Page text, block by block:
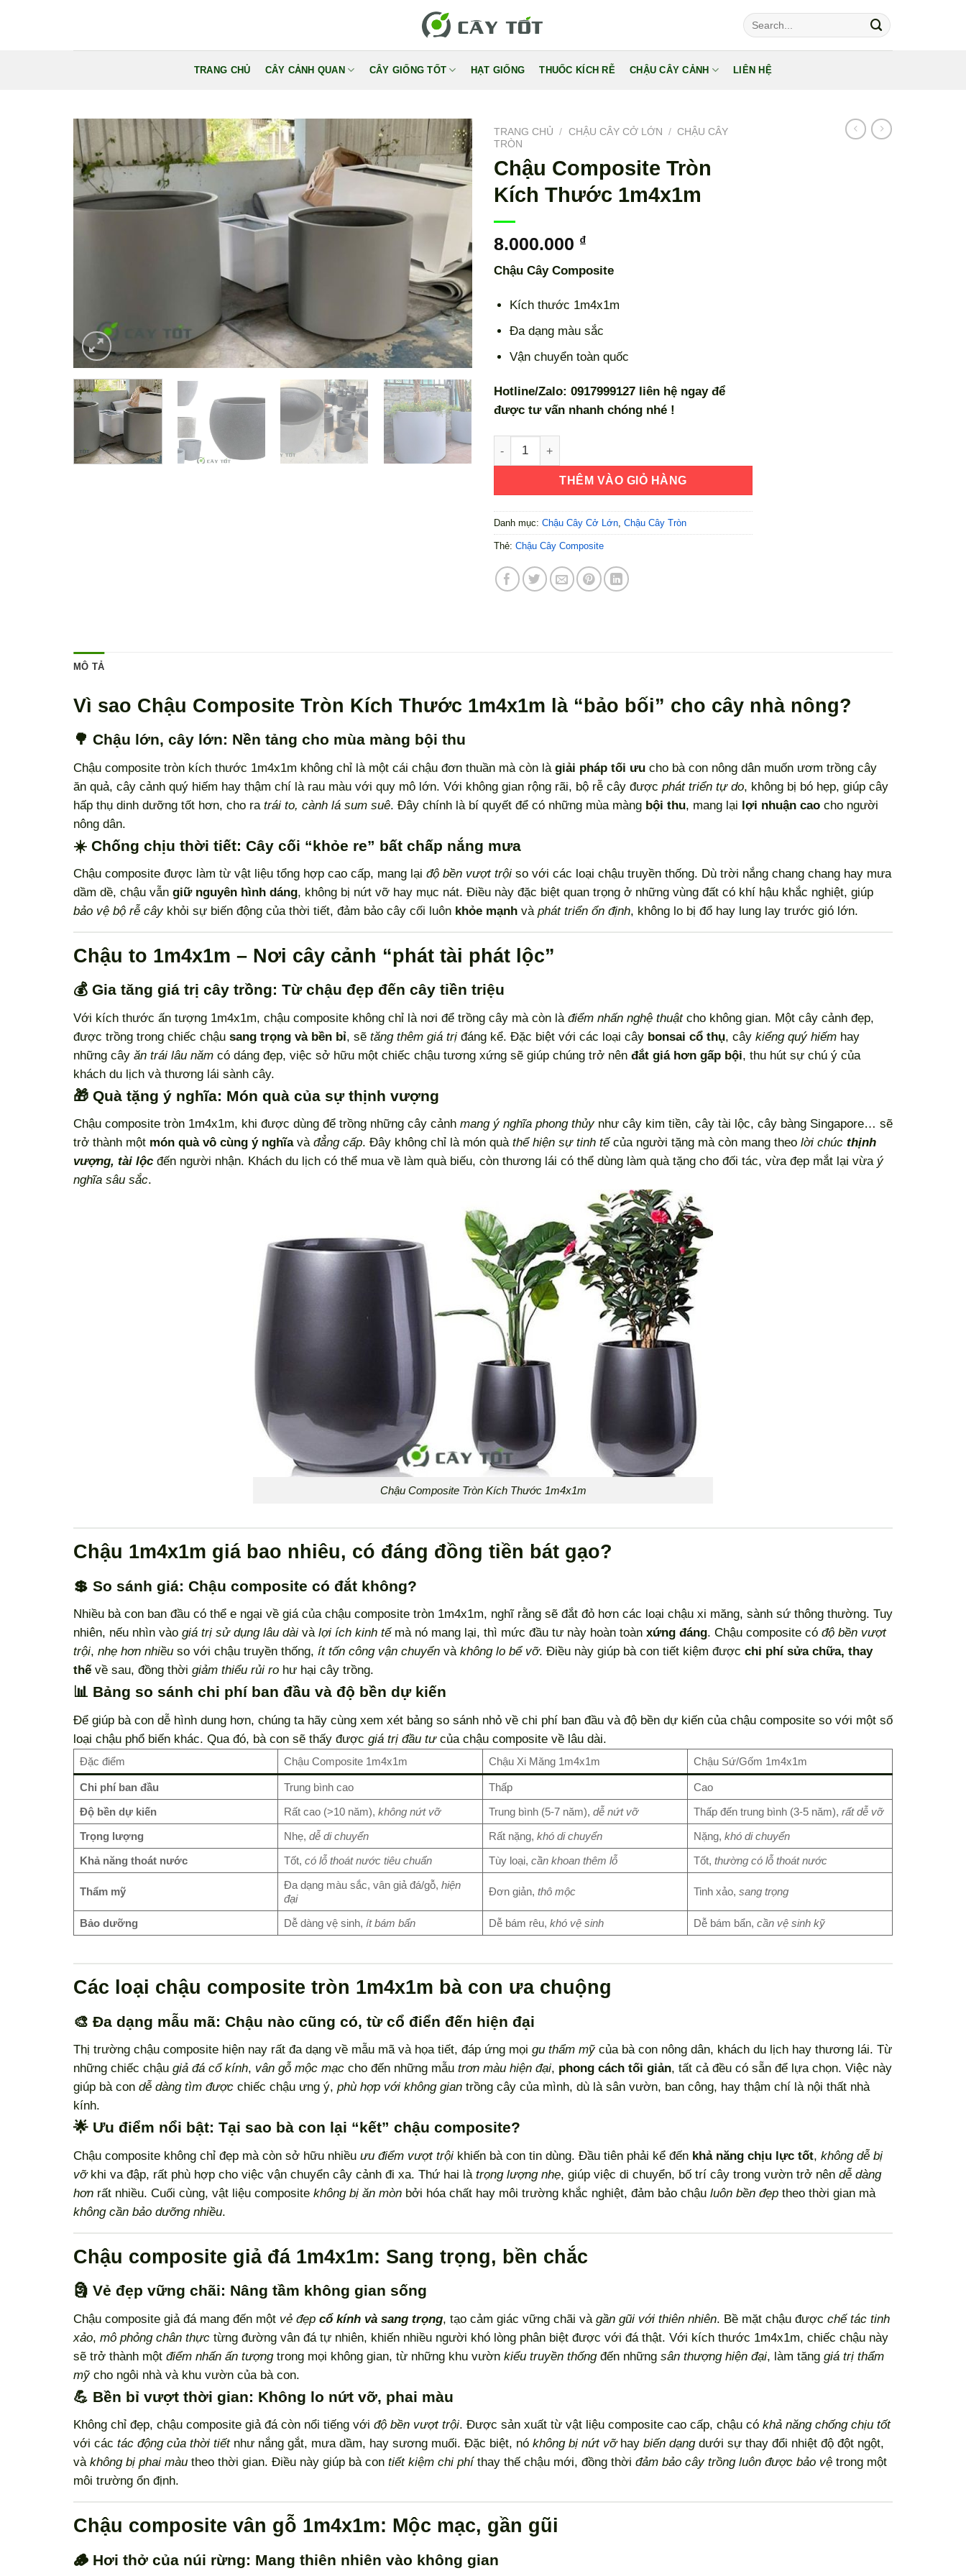
Tìm
kiếm:
TRANG CHỦ CÂY CẢNH QUAN CÂY GIỐNG TỐT HẠT GIỐNG THUỐC KÍCH RỄ CHẬU CÂY CẢNH LIÊN HỆ
TRANG CHỦ / CHẬU CÂY CỞ LỚN / CHẬU CÂY
TRÒN
Chậu Composite Tròn
Kích Thước 1m4x1m
8.000.000 ₫
Chậu Cây Composite
Kích thước 1m4x1m
Đa dạng màu sắc
Vận chuyển toàn quốc
Hotline/Zalo: 0917999127 liên hệ ngay để
được tư vấn nhanh chóng nhé !
Chậu Composite Tròn Kích Thước 1m4x1m số lượng
THÊM VÀO GIỎ HÀNG
Danh mục: Chậu Cây Cở Lớn Chậu Cây Tròn
Thẻ: Chậu Cây Composite
MÔ TẢ
Vì sao Chậu Composite Tròn Kích Thước 1m4x1m là “bảo bối” cho cây nhà nông?
🌳 Chậu lớn, cây lớn: Nền tảng cho mùa màng bội thu
Chậu composite tròn kích thước 1m4x1m không chỉ là một cái chậu đơn thuần mà còn là giải pháp tối ưu cho bà con nông dân muốn ươm trồng cây
ăn quả, cây cảnh quý hiếm hay thậm chí là rau màu với quy mô lớn. Với không gian rộng rãi, bộ rễ cây được phát triển tự do, không bị bó hẹp, giúp cây
hấp thụ dinh dưỡng tốt hơn, cho ra trái to, cành lá sum suê. Đây chính là bí quyết để có những mùa màng bội thu, mang lại lợi nhuận cao cho người
nông dân.
☀️ Chống chịu thời tiết: Cây cối “khỏe re” bất chấp nắng mưa
Chậu composite được làm từ vật liệu tổng hợp cao cấp, mang lại độ bền vượt trội so với các loại chậu truyền thống. Dù trời nắng chang chang hay mưa
dầm dề, chậu vẫn giữ nguyên hình dáng, không bị nứt vỡ hay mục nát. Điều này đặc biệt quan trọng ở những vùng đất có khí hậu khắc nghiệt, giúp
bảo vệ bộ rễ câykhỏi sự biến động của thời tiết, đảm bảo cây cối luôn khỏe mạnh và phát triển ổn định, không lo bị đổ hay lung lay trước gió lớn.
Chậu to 1m4x1m – Nơi cây cảnh “phát tài phát lộc”
💰 Gia tăng giá trị cây trồng: Từ chậu đẹp đến cây tiền triệu
Với kích thước ấn tượng 1m4x1m, chậu composite không chỉ là nơi để trồng cây mà còn là điểm nhấn nghệ thuậtcho không gian. Một cây cảnh đẹp,
được trồng trong chiếc chậu sang trọng và bền bỉ, sẽ tăng thêm giá trị đáng kể. Đặc biệt với các loại cây bonsai cổ thụ, cây kiểng quý hiếm hay
những cây ăn trái lâu năm có dáng đẹp, việc sở hữu một chiếc chậu tương xứng sẽ giúp chúng trở nên đắt giá hơn gấp bội, thu hút sự chú ý của
khách du lịch và thương lái sành cây.
🎁 Quà tặng ý nghĩa: Món quà của sự thịnh vượng
Chậu composite tròn 1m4x1m, khi được dùng để trồng những cây cảnh mang ý nghĩa phong thủynhư cây kim tiền, cây tài lộc, cây bàng Singapore… sẽ
trở thành một món quà vô cùng ý nghĩavà đẳng cấp. Đây không chỉ là món quà thể hiện sự tinh tế của người tặng mà còn mang theo lời chúc thịnh
vượng, tài lộc đến người nhận. Khách du lịch có thể mua về làm quà biếu, còn thương lái có thể dùng làm quà tặng cho đối tác, vừa đẹp mắt lại vừa ý
nghĩa sâu sắc.
Chậu Composite Tròn Kích Thước 1m4x1m
Chậu 1m4x1m giá bao nhiêu, có đáng đồng tiền bát gạo?
💲 So sánh giá: Chậu composite có đắt không?
Nhiều bà con ban đầu có thể e ngại về giá của chậu composite tròn 1m4x1m, nghĩ rằng sẽ đắt đỏ hơn các loại chậu xi măng, sành sứ thông thường. Tuy
nhiên, nếu nhìn vào giá trị sử dụng lâu dài và lợi ích kinh tếmà nó mang lại, thì mức đầu tư này hoàn toàn xứng đáng. Chậu composite có độ bền vượt
trội, nhẹ hơn nhiều so với chậu truyền thống, ít tốn công vận chuyển và không lo bể vỡ. Điều này giúp bà con tiết kiệm được chi phí sửa chữa, thay
thếvề sau, đồng thời giảm thiểu rủi ro hư hại cây trồng.
📊 Bảng so sánh chi phí ban đầu và độ bền dự kiến
Để giúp bà con dễ hình dung hơn, chúng ta hãy cùng xem xét bảng so sánh nhỏ về chi phí ban đầu và độ bền dự kiến của chậu composite so với một số
loại chậu phổ biến khác. Qua đó, bà con sẽ thấy được giá trị đầu tưcủa chậu composite về lâu dài.
Đặc điểm Chậu Composite 1m4x1m Chậu Xi Măng 1m4x1m Chậu Sứ/Gốm 1m4x1m
Chi phí ban đầu Trung bình cao Thấp
Cao
Độ bền dự kiến
Rất cao (>10 năm), không nứt vỡ Trung bình (5-7 năm), dễ nứt vỡ Thấp đến trung bình (3-5 năm), rất dễ vỡ
Trọng lượng
Nhẹ, dễ di chuyển Rất nặng, khó di chuyển Nặng, khó di chuyển
Khả năng thoát nước
Tốt, có lỗ thoát nước tiêu chuẩn Tùy loại, cần khoan thêm lỗ Tốt, thường có lỗ thoát nước
Thẩm mỹ
Đa dạng màu sắc, vân giả đá/gỗ, hiện
đại
Đơn giản, thô mộc Tinh xảo, sang trọng
Bảo dưỡng Dễ dàng vệ sinh, ít bám bẩn Dễ bám rêu, khó vệ sinh Dễ bám bẩn, cần vệ sinh kỹ
Các loại chậu composite tròn 1m4x1m bà con ưa chuộng
🎨 Đa dạng mẫu mã: Chậu nào cũng có, từ cổ điển đến hiện đại
Thị trường chậu composite hiện nay rất đa dạng về mẫu mã và họa tiết, đáp ứng mọi gu thẩm mỹcủa bà con nông dân, khách du lịch hay thương lái. Từ
những chiếc chậu giả đá cổ kính, vân gỗ mộc mạc cho đến những mẫu trơn màu hiện đại, phong cách tối giản, tất cả đều có sẵn để lựa chọn. Việc này
giúp bà con dễ dàng tìm được chiếc chậu ưng ý, phù hợp với không gian trồng cây của mình, dù là sân vườn, ban công, hay thậm chí là nội thất nhà
kính.
🌟 Ưu điểm nổi bật: Tại sao bà con lại “kết” chậu composite?
Chậu composite không chỉ đẹp mà còn sở hữu nhiều ưu điểm vượt trội khiến bà con tin dùng. Đầu tiên phải kể đến khả năng chịu lực tốt, không dễ bị
vỡkhi va đập, rất phù hợp cho việc vận chuyển cây cảnh đi xa. Thứ hai là trọng lượng nhẹ, giúp việc di chuyển, bố trí cây trong vườn trở nên dễ dàng
hơn rất nhiều. Cuối cùng, vật liệu composite không bị ăn mòn bởi hóa chất hay môi trường khắc nghiệt, đảm bảo chậu luôn bền đẹp theo thời gian mà
không cần bảo dưỡng nhiều.
Chậu composite giả đá 1m4x1m: Sang trọng, bền chắc
🗿 Vẻ đẹp vững chãi: Nâng tầm không gian sống
Chậu composite giả đá mang đến một vẻ đẹp cổ kính và sang trọng, tạo cảm giác vững chãi và gần gũi với thiên nhiên. Bề mặt chậu được chế tác tinh
xảo, mô phỏng chân thực từng đường vân đá tự nhiên, khiến nhiều người khó lòng phân biệt được với đá thật. Với kích thước 1m4x1m, chiếc chậu này
sẽ trở thành một điểm nhấn ấn tượngtrong mọi không gian, từ những khu vườn kiểu truyền thốngđến những sân thượng hiện đại, làm tăng giá trị thẩm
mỹcho ngôi nhà và khu vườn của bà con.
💪 Bền bỉ vượt thời gian: Không lo nứt vỡ, phai màu
Không chỉ đẹp, chậu composite giả đá còn nổi tiếng với độ bền vượt trội. Được sản xuất từ vật liệu composite cao cấp, chậu có khả năng chống chịu tốt
với các tác động của thời tiếtnhư nắng gắt, mưa dầm, hay sương muối. Đặc biệt, nó không bị nứt vỡhay biến dạngdưới sự thay đổi nhiệt độ đột ngột,
và không bị phai màu theo thời gian. Điều này giúp bà con tiết kiệm chi phíthay thế chậu mới, đồng thời đảm bảo cây trồng luôn được bảo vệ trong một
môi trường ổn định.
Chậu composite vân gỗ 1m4x1m: Mộc mạc, gần gũi
🪵 Hơi thở của núi rừng: Mang thiên nhiên vào không gian